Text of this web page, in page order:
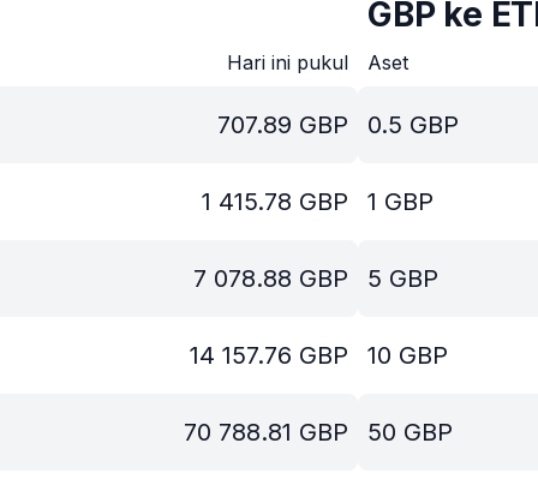
Hari ini pukul
707.89 GBP
1 415.78 GBP
7 078.88 GBP
14 157.76 GBP
70 788.81 GBP
GBP ke
Aset
0.5 GBP
1 GBP
5 GBP
10 GBP
50 GBP